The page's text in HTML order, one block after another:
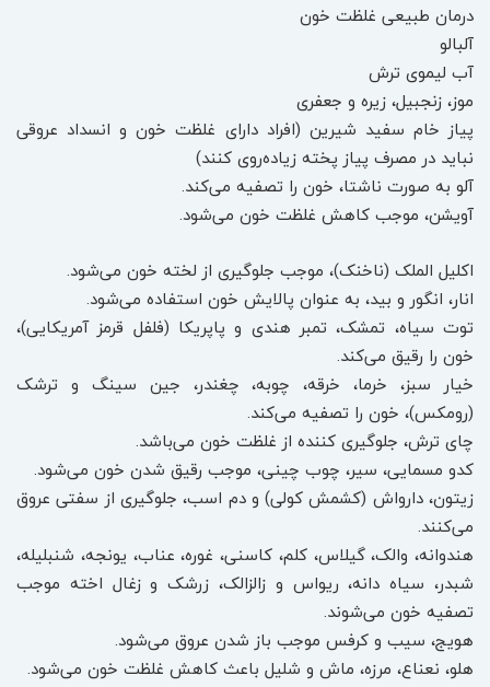
درمان طبیعی غلظت خون
آلبالو
آب لیموی ترش
موز، زنجبیل، زیره و جعفری
پیاز خام سفید شیرین (افراد دارای غلظت خون و انسداد عروقی
نباید در مصرف پیاز پخته زیاده‌روی کنند)
آلو به صورت ناشتا، خون را تصفیه می‌کند.
آویشن، موجب کاهش غلظت خون می‌شود.
اکلیل الملک (ناخنک)، موجب جلوگیری از لخته خون می‌شود.
انار، انگور و بید، به عنوان پالایش خون استفاده می‌شود.
توت سیاه، تمشک، تمبر هندی و پاپریکا (فلفل قرمز آمریکایی)،
خون را رقیق می‌کند.
خیار سبز، خرما، خرقه، چوبه، چغندر، جین سینگ و ترشک
(رومکس)، خون را تصفیه می‌کند.
چای ترش، جلوگیری کننده از غلظت خون می‌باشد.
کدو مسمایی، سیر، چوب چینی، موجب رقیق شدن خون می‌شود.
زیتون، دارواش (کشمش کولی) و دم اسب، جلوگیری از سفتی عروق
می‌کنند.
هندوانه، والک، گیلاس، کلم، کاسنی، غوره، عناب، یونجه، شنبلیله،
شبدر، سیاه دانه، ریواس و زالزالک، زرشک و زغال اخته موجب
تصفیه خون می‌شوند.
هویج، سیب و کرفس موجب باز شدن عروق می‌شود.
هلو، نعناع، مرزه، ماش و شلیل باعث کاهش غلظت خون می‌شود.